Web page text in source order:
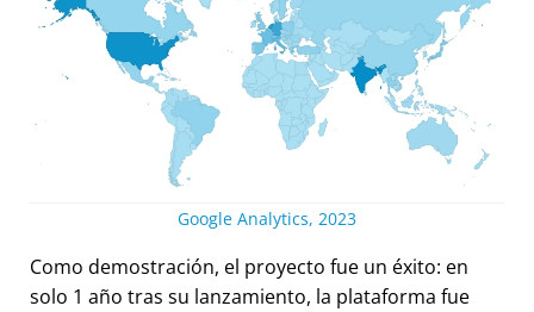
Google Analytics, 2023
Como demostración, el proyecto fue un éxito: en
solo 1 año tras su lanzamiento, la plataforma fue